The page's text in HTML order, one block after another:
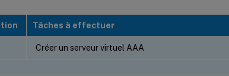
Tâches à effectuer
Créer un serveur virtuel AAA